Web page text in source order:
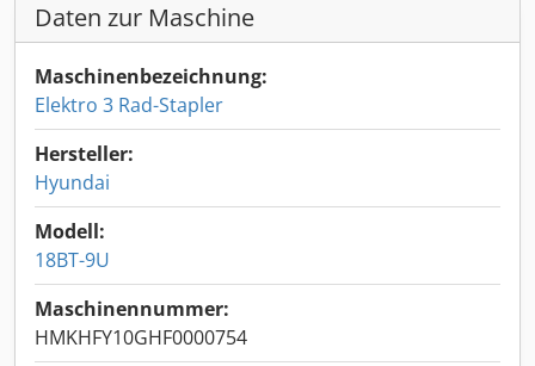
Daten zur Maschine
Maschinenbezeichnung:
Elektro 3 Rad-Stapler
Hersteller:
Hyundai
Modell:
18BT-9U
Maschinennummer:
HMKHFY10GHF0000754